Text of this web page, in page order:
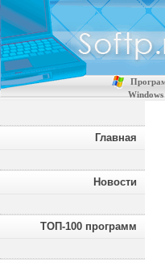
Windows
Главная
Новости
ТОП-100 программ